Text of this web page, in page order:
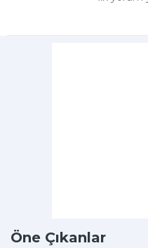
Öne Çıkanlar